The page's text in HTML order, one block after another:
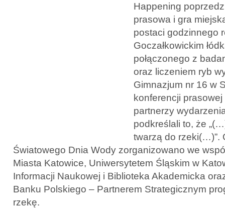
Happening
prasowa i gra
postaci godzinnego
Goczałkowickim
połączonego z
oraz liczeniem ryb
Gimnazjum nr 16 w
konferencji prasowej
partnerzy
podkreślali to, że
twarzą do rzeki(…)”.
Światowego Dnia Wody zorganizowano we
Miasta Katowice, Uniwersytetem Śląskim w
Informacji Naukowej i Biblioteka Akademicka
Banku Polskiego – Partnerem Strategicznym
rzekę.